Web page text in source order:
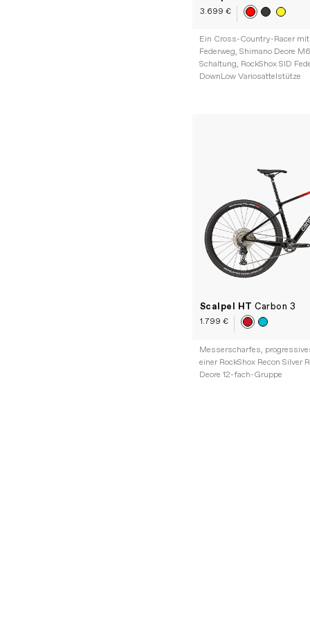
3.699 €
Ein Cross-Country-Racer
Federweg, Shimano Deore
Schaltung, RockShox SID
DownLow Variosattelstütze
Scalpel HTCarbon 3
1.799 €
Messerscharfes,
einer RockShox Recon Silver
Deore 12-fach-Gruppe